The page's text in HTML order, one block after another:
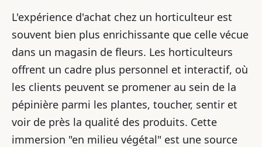
L'expérience d'achat chez un horticulteur est
souvent bien plus enrichissante que celle vécue
dans un magasin de fleurs. Les horticulteurs
offrent un cadre plus personnel et interactif, où
les clients peuvent se promener au sein de la
pépinière parmi les plantes, toucher, sentir et
voir de près la qualité des produits. Cette
immersion "en milieu végétal" est une source